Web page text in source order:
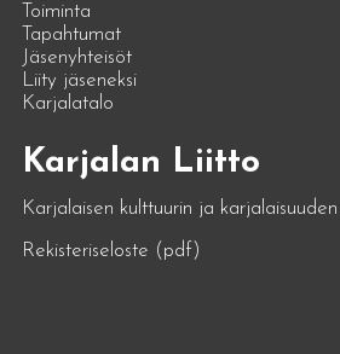
Toiminta
Tapahtumat
Jäsenyhteisöt
Liity jäseneksi
Karjalatalo
Karjalan Liitto
Karjalaisen kulttuurin ja
Rekisteriseloste (pdf)